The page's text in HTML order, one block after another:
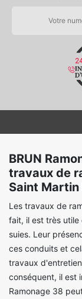
BRUN
travaux de
Saint
Les travaux de
fait, il est très utile
suies. Leur
ces conduits et
travaux
conséquent, il est
Ramonage 38